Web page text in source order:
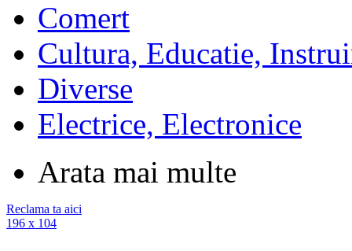
Comert
Cultura, Educatie,
Diverse
Electrice, Electronice
Arata mai multe
Reclama ta aici
196 x 104